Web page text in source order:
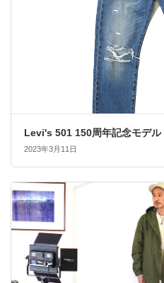
Levi's 501 150周年記念モデル
2023年3月11日